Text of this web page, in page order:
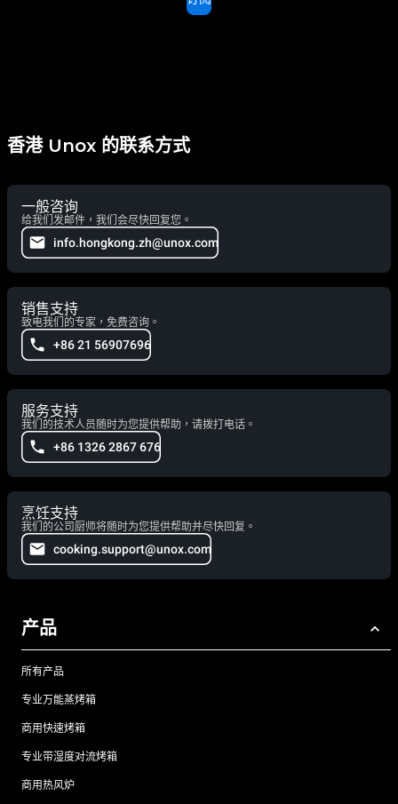
香港 Unox 的联系方式
一般咨询
给我们发邮件，我们会尽快回复您。
info.hongkong.zh@unox.com
销售支持
致电我们的专家，免费咨询。
+86 21 56907696
服务支持
我们的技术人员随时为您提供帮助，请拨打电话。
+86 1326 2867 676
烹饪支持
我们的公司厨师将随时为您提供帮助并尽快回复。
cooking.support@unox.com
产品
所有产品
专业万能蒸烤箱
商用快速烤箱
专业带湿度对流烤箱
商用热风炉